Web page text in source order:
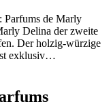
Parfums de Marly
Delina der zweite
Der holzig-würzige
exklusiv…